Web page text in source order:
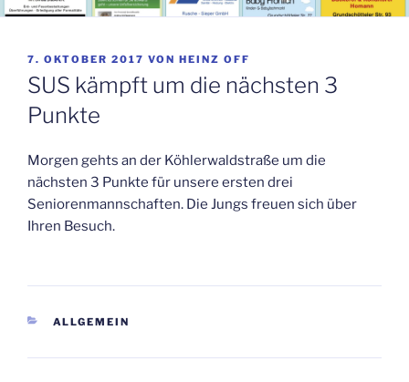
VERÖFFENTLICHT
AM
7. OKTOBER 2017 VON HEINZ OFF
SUS kämpft um die nächsten 3
Punkte
Morgen gehts an der Köhlerwaldstraße um die
nächsten 3 Punkte für unsere ersten drei
Seniorenmannschaften. Die Jungs freuen sich über
Ihren Besuch.
KATEGORIEN
ALLGEMEIN